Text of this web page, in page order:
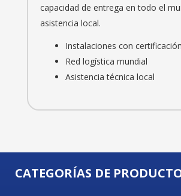
capacidad de entrega en todo el
asistencia local.
Instalaciones con
Red logística mundial
Asistencia técnica local
CATEGORÍAS DE